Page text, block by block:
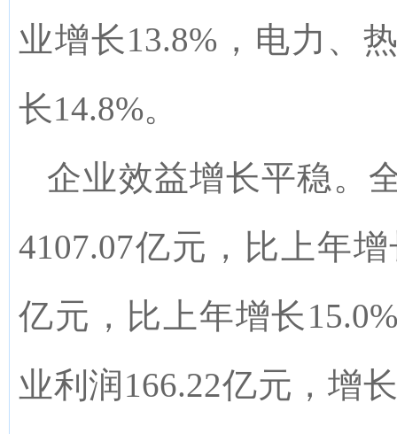
业增长13.8% ，电力、
长14.8%。
企业效益增长平稳。
4107.07亿元，比上年
亿元，比上年增长
业利润 166.22亿元，增